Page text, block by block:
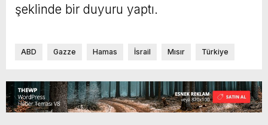
şeklinde bir duyuru yaptı.
ABD Gazze Hamas İsrail Mısır Türkiye